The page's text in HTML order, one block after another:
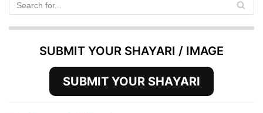
SUBMIT YOUR SHAYARI / IMAGE
SUBMIT YOUR SHAYARI